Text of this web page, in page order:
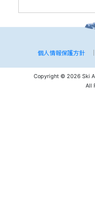
個人情報保護方針
Copyright © 2026 Ski
All